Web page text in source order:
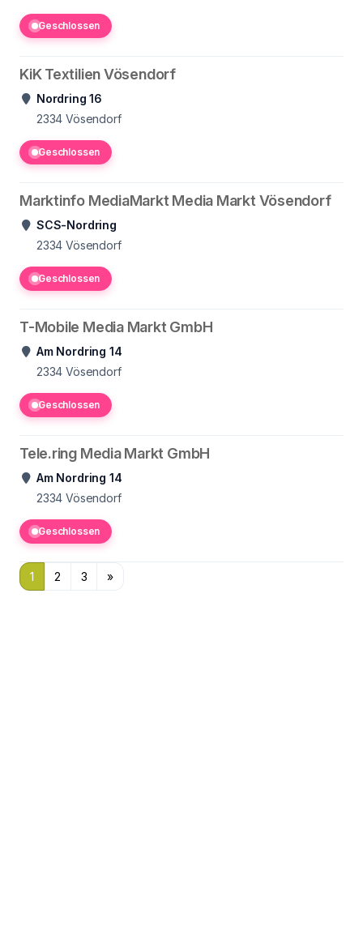
Geschlossen
KiK Textilien Vösendorf
Nordring 16
2334 Vösendorf
Geschlossen
Marktinfo MediaMarkt Media Markt Vösendorf
SCS-Nordring
2334 Vösendorf
Geschlossen
T-Mobile Media Markt GmbH
Am Nordring 14
2334 Vösendorf
Geschlossen
Tele.ring Media Markt GmbH
Am Nordring 14
2334 Vösendorf
Geschlossen
1 2 3 »